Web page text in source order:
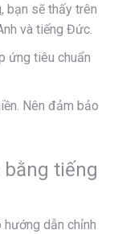
bạn sẽ thấy trên
và tiếng Đức.
ứng tiêu chuẩn
Nên đảm bảo
bằng tiếng
hướng dẫn chỉnh